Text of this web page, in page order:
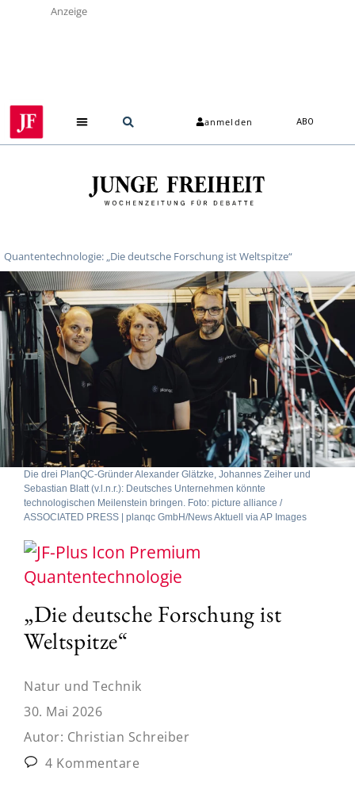
Anzeige
anmelden ABO
Quantentechnologie: „Die deutsche Forschung ist Weltspitze“
Die drei PlanQC-Gründer Alexander Glätzke, Johannes Zeiher und
Sebastian Blatt (v.l.n.r.): Deutsches Unternehmen könnte
technologischen Meilenstein bringen. Foto: picture alliance /
ASSOCIATED PRESS | planqc GmbH/News Aktuell via AP Images
Quantentechnologie
„Die deutsche Forschung ist
Weltspitze“
Natur und Technik
30. Mai 2026
Autor: Christian Schreiber
4 Kommentare